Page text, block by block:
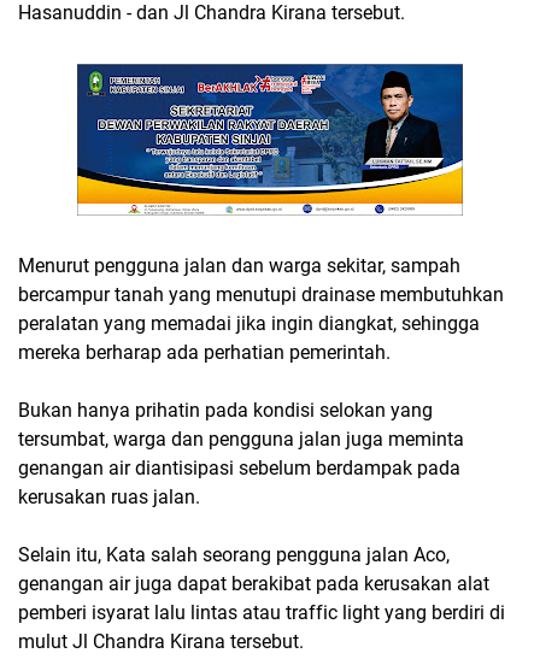
Hasanuddin - dan Jl Chandra Kirana tersebut.
Menurut pengguna jalan dan warga sekitar, sampah
bercampur tanah yang menutupi drainase membutuhkan
peralatan yang memadai jika ingin diangkat, sehingga
mereka berharap ada perhatian pemerintah.
Bukan hanya prihatin pada kondisi selokan yang
tersumbat, warga dan pengguna jalan juga meminta
genangan air diantisipasi sebelum berdampak pada
kerusakan ruas jalan.
Selain itu, Kata salah seorang pengguna jalan Aco,
genangan air juga dapat berakibat pada kerusakan alat
pemberi isyarat lalu lintas atau traffic light yang berdiri di
mulut Jl Chandra Kirana tersebut.